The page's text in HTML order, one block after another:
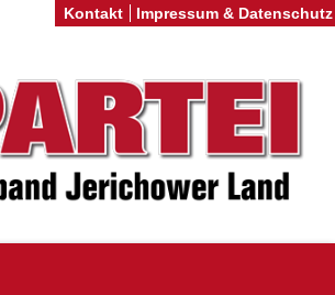
Kontakt Impressum & Datenschutz